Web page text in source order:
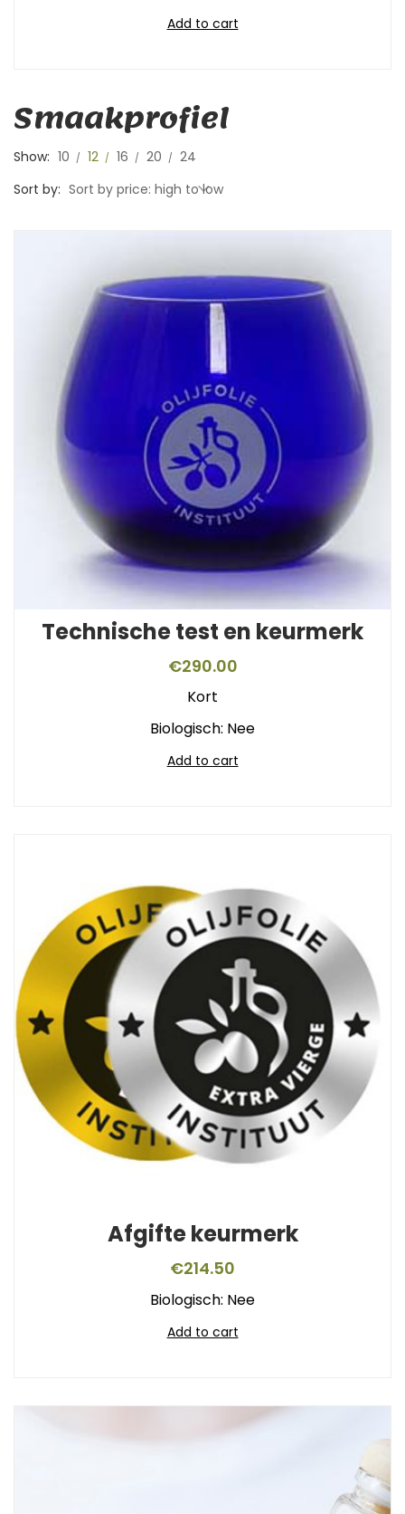
Add to cart
Smaakprofiel
Show: 10 12 16 20
24
Sort by: Sort by price: high to low
Technische test en keurmerk
€290.00
Kort
Biologisch: Nee
Add to cart
Afgifte keurmerk
€214.50
Biologisch: Nee
Add to cart